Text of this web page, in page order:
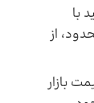
با
از
بازار